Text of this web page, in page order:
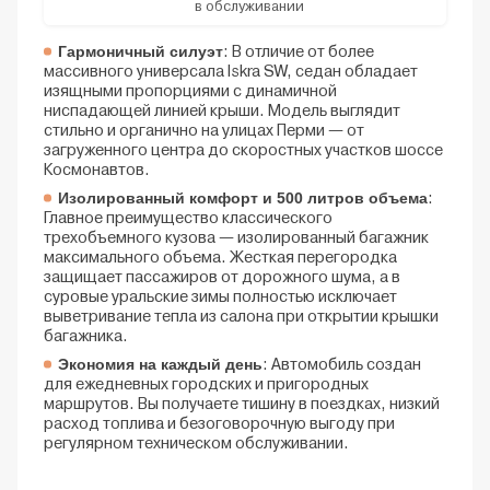
в обслуживании
Гармоничный силуэт: В отличие от более
массивного универсала Iskra SW, седан обладает
изящными пропорциями с динамичной
ниспадающей линией крыши. Модель выглядит
стильно и органично на улицах Перми — от
загруженного центра до скоростных участков шоссе
Космонавтов.
Изолированный комфорт и 500 литров объема:
Главное преимущество классического
трехобъемного кузова — изолированный багажник
максимального объема. Жесткая перегородка
защищает пассажиров от дорожного шума, а в
суровые уральские зимы полностью исключает
выветривание тепла из салона при открытии крышки
багажника.
Экономия на каждый день: Автомобиль создан
для ежедневных городских и пригородных
маршрутов. Вы получаете тишину в поездках, низкий
расход топлива и безоговорочную выгоду при
регулярном техническом обслуживании.